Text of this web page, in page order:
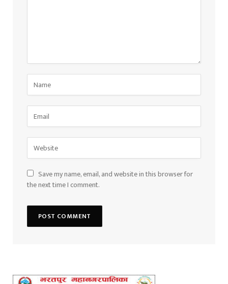
Save my name, email, and website in this browser for
the next time I comment.